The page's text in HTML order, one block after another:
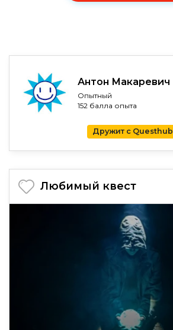
Антон Макаревич
Опытный
152 балла опыта
Дружит с Questhub
Любимый квест